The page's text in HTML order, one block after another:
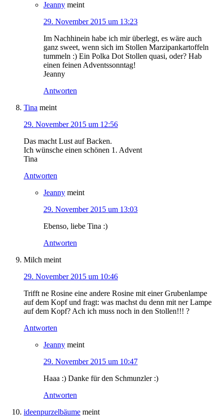
Jeanny meint
29. November 2015 um 13:23
Im Nachhinein habe ich mir überlegt, es wäre auch
ganz sweet, wenn sich im Stollen Marzipankartoffeln
tummeln :) Ein Polka Dot Stollen quasi, oder? Hab
einen feinen Adventssonntag!
Jeanny
Antworten
Tina meint
29. November 2015 um 12:56
Das macht Lust auf Backen.
Ich wünsche einen schönen 1. Advent
Tina
Antworten
Jeanny meint
29. November 2015 um 13:03
Ebenso, liebe Tina :)
Antworten
Milch meint
29. November 2015 um 10:46
Trifft ne Rosine eine andere Rosine mit einer Grubenlampe
auf dem Kopf und fragt: was machst du denn mit ner Lampe
auf dem Kopf? Ach ich muss noch in den Stollen!!! ?
Antworten
Jeanny meint
29. November 2015 um 10:47
Haaa :) Danke für den Schmunzler :)
Antworten
ideenpurzelbäume meint